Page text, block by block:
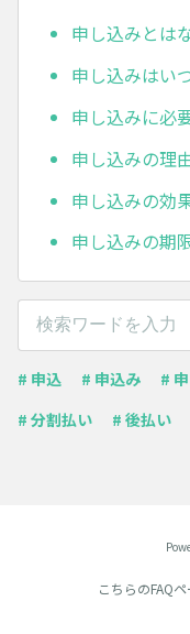
申し込みとは
申し込みはい
申し込みに必
申し込みの理
申し込みの効
申し込みの期
# 申込 # 申込み #
# 分割払い
# 後払い
こちらのFAQ